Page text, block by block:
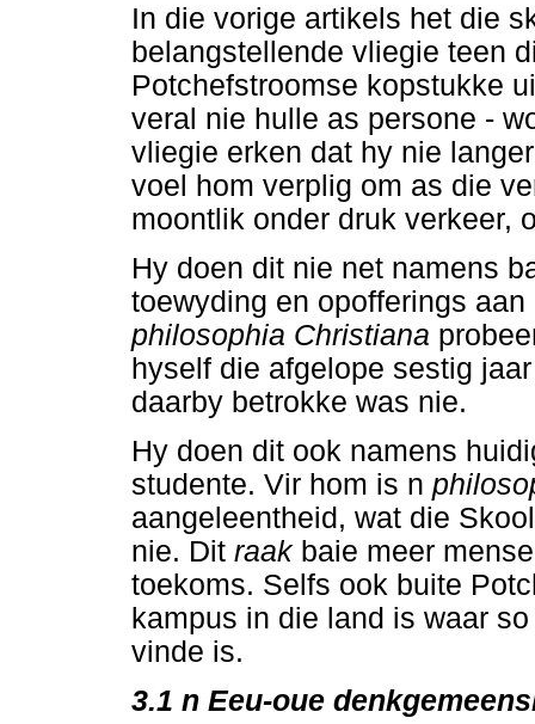
In die vorige artikels het die
belangstellende vliegie teen
Potchefstroomse kopstukke
veral nie hulle as persone -
vliegie erken dat hy nie
voel hom verplig om as die
moontlik onder druk verkeer,
Hy doen dit nie net namens
toewyding en opofferings
philosophia Christiana
hyself die afgelope sestig
daarby betrokke was nie.
Hy doen dit ook namens
studente. Vir hom is n
aangeleentheid, wat die
nie. Dit raak baie meer
toekoms. Selfs ook buite
kampus in die land is waar
vinde is.
3.1 n Eeu-oue